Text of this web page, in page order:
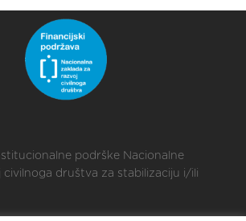
podrške Nacionalne
civilnoga društva za stabilizaciju i/ili